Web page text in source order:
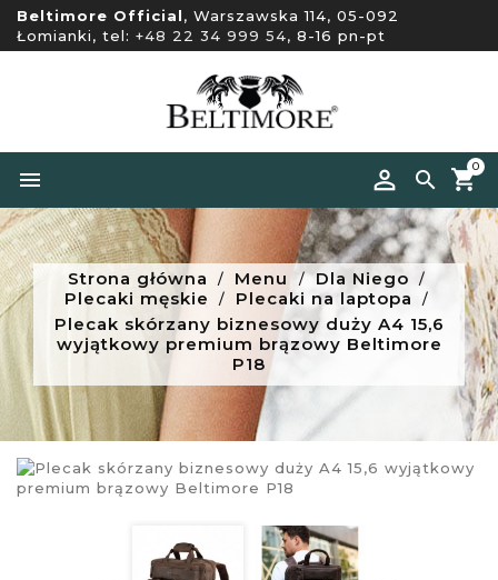
Beltimore Official, Warszawska 114, 05-092
Łomianki, tel: +48 22 34 999 54, 8-16 pn-pt


0
Strona główna Menu
Dla Niego
Plecaki męskie
Plecaki na laptopa
Plecak skórzany biznesowy duży A4 15,6
wyjątkowy premium brązowy Beltimore
P18